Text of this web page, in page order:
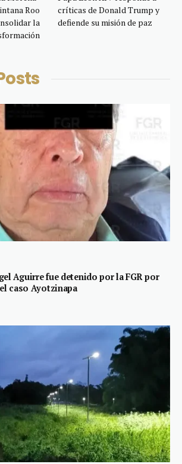
Roo
la
críticas de Donald Trump y
defiende su misión de paz
Aguirre fue detenido por la FGR por
caso Ayotzinapa